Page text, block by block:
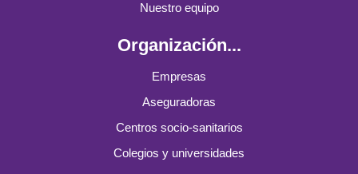
Nuestro equipo
Organización...
Empresas
Aseguradoras
Centros socio-sanitarios
Colegios y universidades